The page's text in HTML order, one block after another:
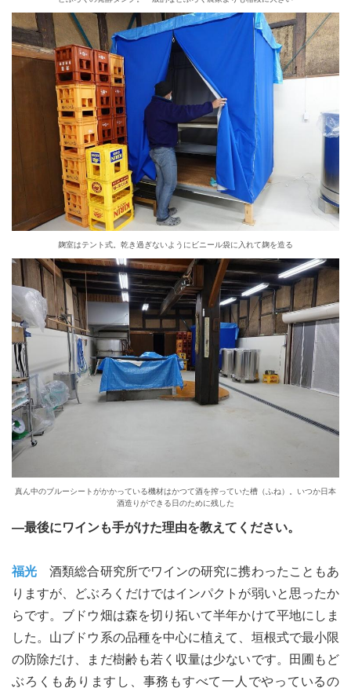
麹室はテント式。乾き過ぎないようにビニール袋に入れて麹を造る
真ん中のブルーシートがかかっている機材はかつて酒を搾っていた槽（ふね）。いつか日本
酒造りができる日のために残した
―最後にワインも手がけた理由を教えてください。
福光 酒類総合研究所でワインの研究に携わったこともあ
りますが、どぶろくだけではインパクトが弱いと思ったか
らです。ブドウ畑は森を切り拓いて半年かけて平地にしま
した。山ブドウ系の品種を中心に植えて、垣根式で最小限
の防除だけ、まだ樹齢も若く収量は少ないです。田圃もど
ぶろくもありますし、事務もすべて一人でやっているの